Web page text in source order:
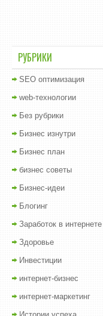
РУБРИКИ
SEO оптимизация
web-технологии
Без рубрики
Бизнес изнутри
Бизнес план
бизнес советы
Бизнес-идеи
Блогинг
Заработок в интернете
Здоровье
Инвестиции
интернет-бизнес
интернет-маркетинг